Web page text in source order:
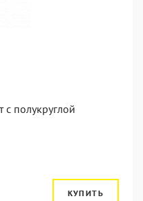
полукруглой
КУПИТЬ